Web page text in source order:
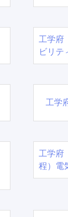
工学府
ビリテ
工学
工学
程）電